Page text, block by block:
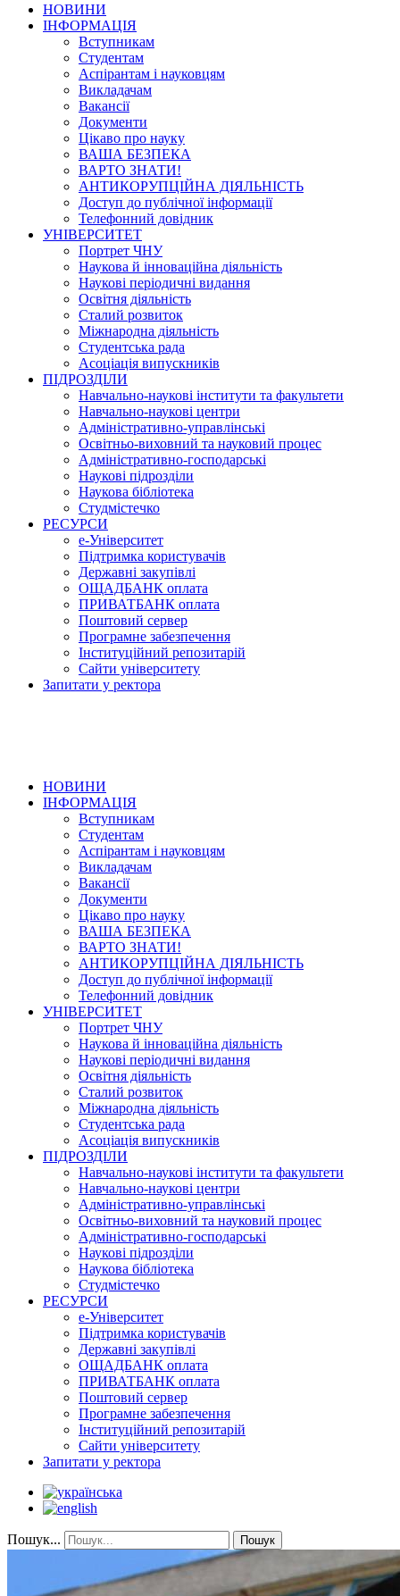
НОВИНИ
ІНФОРМАЦІЯ
Вступникам
Студентам
Аспірантам і науковцям
Викладачам
Вакансії
Документи
Цікаво про науку
ВАША БЕЗПЕКА
ВАРТО ЗНАТИ!
АНТИКОРУПЦІЙНА ДІЯЛЬНІСТЬ
Доступ до публічної інформації
Телефонний довідник
УНІВЕРСИТЕТ
Портрет ЧНУ
Наукова й інноваційна діяльність
Наукові періодичні видання
Освітня діяльність
Сталий розвиток
Міжнародна діяльність
Студентська рада
Асоціація випускників
ПІДРОЗДІЛИ
Навчально-наукові інститути та факультети
Навчально-наукові центри
Адміністративно-управлінські
Освітньо-виховний та науковий процес
Адміністративно-господарські
Наукові підрозділи
Наукова бібліотека
Студмістечко
РЕСУРСИ
е-Університет
Підтримка користувачів
Державні закупівлі
ОЩАДБАНК оплата
ПРИВАТБАНК оплата
Поштовий сервер
Програмне забезпечення
Інституційний репозитарій
Сайти університету
Запитати у ректора
НОВИНИ
ІНФОРМАЦІЯ
Вступникам
Студентам
Аспірантам і науковцям
Викладачам
Вакансії
Документи
Цікаво про науку
ВАША БЕЗПЕКА
ВАРТО ЗНАТИ!
АНТИКОРУПЦІЙНА ДІЯЛЬНІСТЬ
Доступ до публічної інформації
Телефонний довідник
УНІВЕРСИТЕТ
Портрет ЧНУ
Наукова й інноваційна діяльність
Наукові періодичні видання
Освітня діяльність
Сталий розвиток
Міжнародна діяльність
Студентська рада
Асоціація випускників
ПІДРОЗДІЛИ
Навчально-наукові інститути та факультети
Навчально-наукові центри
Адміністративно-управлінські
Освітньо-виховний та науковий процес
Адміністративно-господарські
Наукові підрозділи
Наукова бібліотека
Студмістечко
РЕСУРСИ
е-Університет
Підтримка користувачів
Державні закупівлі
ОЩАДБАНК оплата
ПРИВАТБАНК оплата
Поштовий сервер
Програмне забезпечення
Інституційний репозитарій
Сайти університету
Запитати у ректора
Пошук... Пошук